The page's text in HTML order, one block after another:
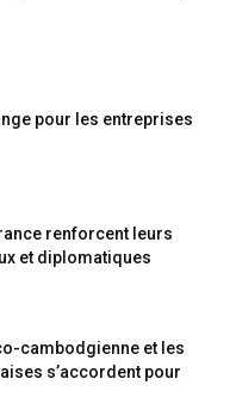
pour les entreprises
renforcent leurs
et diplomatiques
cambodgienne et les
s’accordent pour